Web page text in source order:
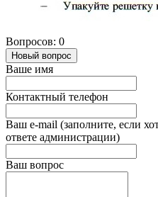
Вопросов: 0
Новый вопрос
Ваше имя
Контактный телефон
Ваш e-mail (заполните, если
ответе администрации)
Ваш вопрос